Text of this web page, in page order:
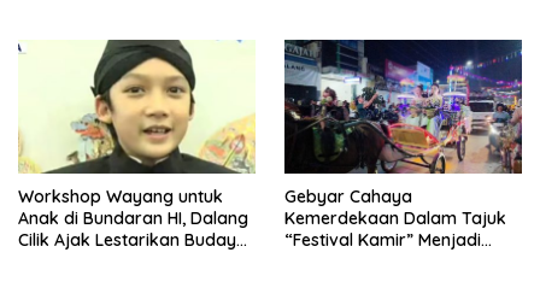
Workshop Wayang untuk
Anak di Bundaran HI, Dalang
Cilik Ajak Lestarikan Budaya
Gebyar Cahaya
Kemerdekaan Dalam Tajuk
“Festival Kamir” Menjadi